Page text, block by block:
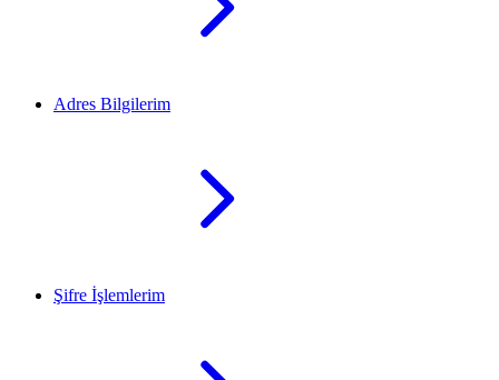
Adres Bilgilerim
Şifre İşlemlerim